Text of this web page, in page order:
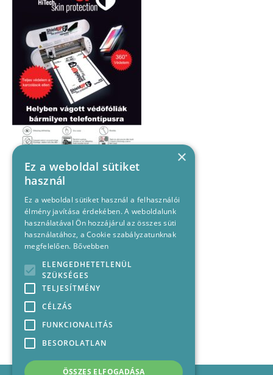
×
Ez a weboldal sütiket
használ
Ez a weboldal sütiket használ a felhasználói
élmény javítása érdekében. A weboldalunk
használatával Ön hozzájárul az összes süti
használatához, a Cookie szabályzatunknak
megfelelően. Bővebben
ELENGEDHETETLENÜL
SZÜKSÉGES
TELJESÍTMÉNY
CÉLZÁS
FUNKCIONALITÁS
BESOROLATLAN
ÖSSZES ELFOGADÁSA